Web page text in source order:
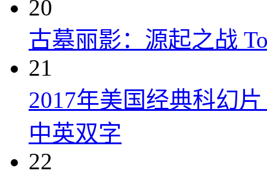
20
古墓丽影：源起之战
21
2017年美国经典科幻
中英双字
22